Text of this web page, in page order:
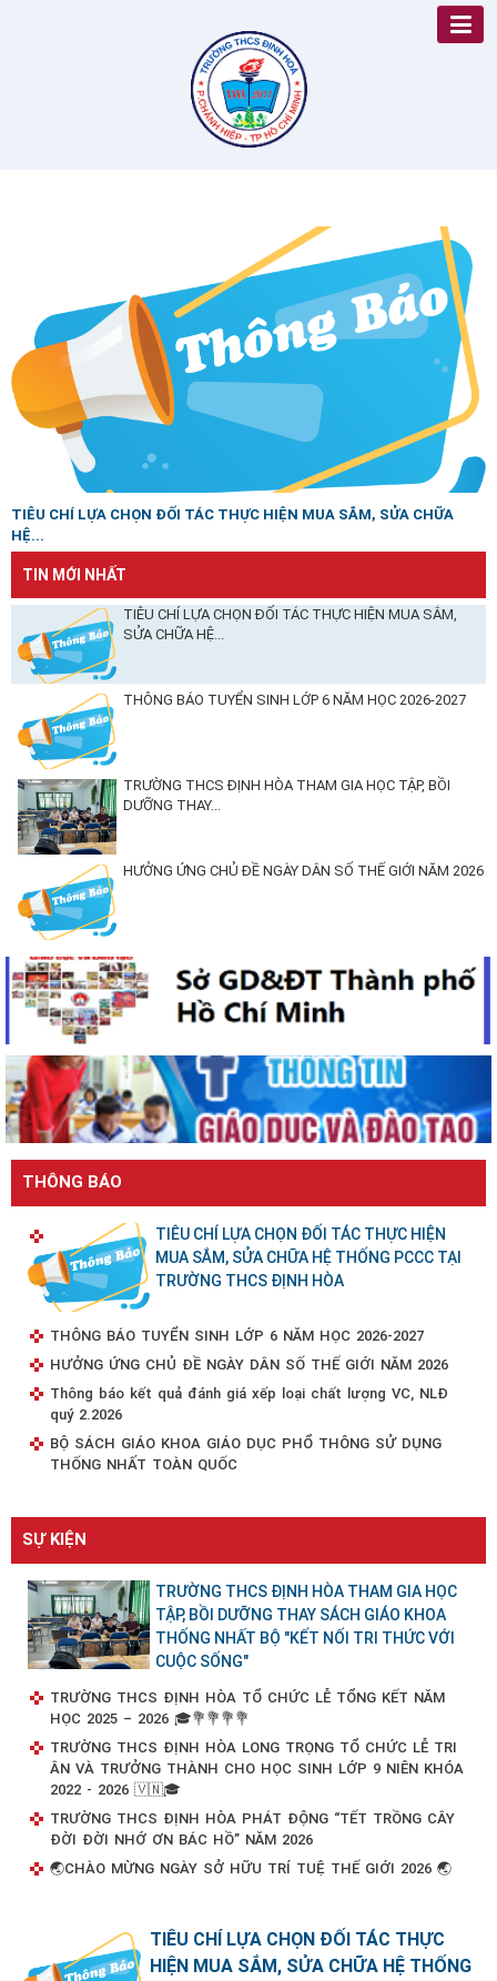
TIÊU CHÍ LỰA CHỌN ĐỐI TÁC THỰC HIỆN MUA SẮM, SỬA CHỮA
HỆ...
TIN MỚI NHẤT
TIÊU CHÍ LỰA CHỌN ĐỐI TÁC THỰC HIỆN MUA SẮM,
SỬA CHỮA HỆ...
THÔNG BÁO TUYỂN SINH LỚP 6 NĂM HỌC 2026-2027
TRƯỜNG THCS ĐỊNH HÒA THAM GIA HỌC TẬP, BỒI
DƯỠNG THAY...
HƯỞNG ỨNG CHỦ ĐỀ NGÀY DÂN SỐ THẾ GIỚI NĂM 2026
THÔNG BÁO
TIÊU CHÍ LỰA CHỌN ĐỐI TÁC THỰC HIỆN
MUA SẮM, SỬA CHỮA HỆ THỐNG PCCC TẠI
TRƯỜNG THCS ĐỊNH HÒA
THÔNG BÁO TUYỂN SINH LỚP 6 NĂM HỌC 2026-2027
HƯỞNG ỨNG CHỦ ĐỀ NGÀY DÂN SỐ THẾ GIỚI NĂM 2026
Thông báo kết quả đánh giá xếp loại chất lượng VC, NLĐ
quý 2.2026
BỘ SÁCH GIÁO KHOA GIÁO DỤC PHỔ THÔNG SỬ DỤNG
THỐNG NHẤT TOÀN QUỐC
SỰ KIỆN
TRƯỜNG THCS ĐỊNH HÒA THAM GIA HỌC
TẬP, BỒI DƯỠNG THAY SÁCH GIÁO KHOA
THỐNG NHẤT BỘ "KẾT NỐI TRI THỨC VỚI
CUỘC SỐNG"
TRƯỜNG THCS ĐỊNH HÒA TỔ CHỨC LỄ TỔNG KẾT NĂM
HỌC 2025 – 2026 🎓💐💐💐💐
TRƯỜNG THCS ĐỊNH HÒA LONG TRỌNG TỔ CHỨC LỄ TRI
ÂN VÀ TRƯỞNG THÀNH CHO HỌC SINH LỚP 9 NIÊN KHÓA
2022 - 2026 🇻🇳🎓
TRƯỜNG THCS ĐỊNH HÒA PHÁT ĐỘNG “TẾT TRỒNG CÂY
ĐỜI ĐỜI NHỚ ƠN BÁC HỒ” NĂM 2026
🌏CHÀO MỪNG NGÀY SỞ HỮU TRÍ TUỆ THẾ GIỚI 2026 🌏
TIÊU CHÍ LỰA CHỌN ĐỐI TÁC THỰC
HIỆN MUA SẮM, SỬA CHỮA HỆ THỐNG